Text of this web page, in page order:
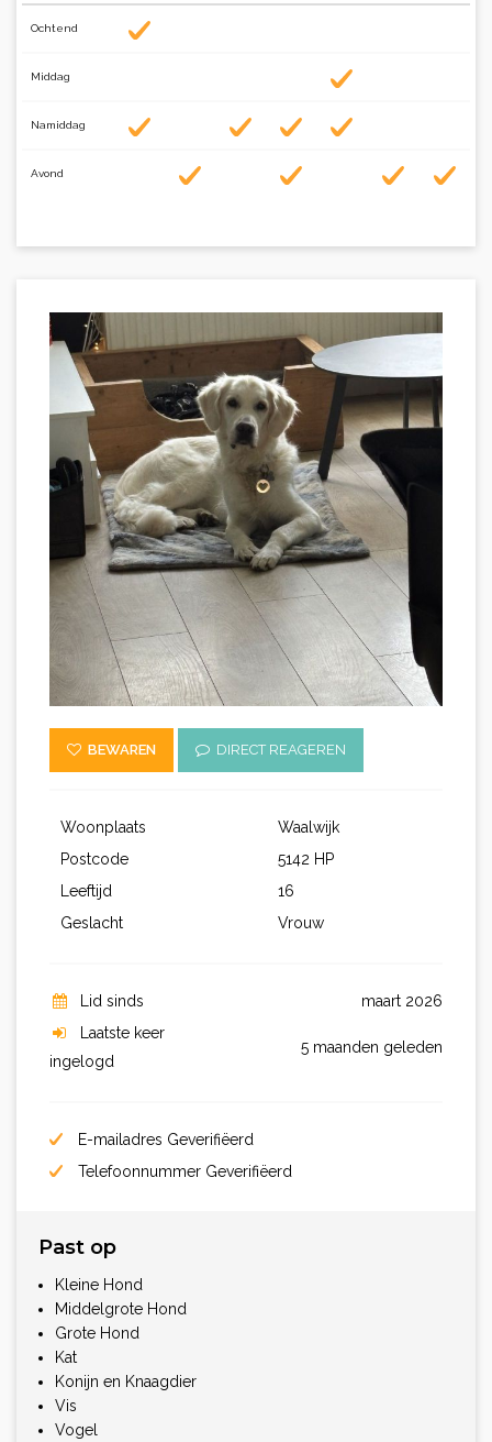
Ochtend
Middag
Namiddag
Avond
BEWAREN DIRECT REAGEREN
Woonplaats
Waalwijk
Postcode
5142 HP
Leeftijd
16
Geslacht
Vrouw
Lid sinds
maart 2026
Laatste keer
ingelogd
5 maanden geleden
E-mailadres Geverifiëerd
Telefoonnummer Geverifiëerd
Past op
Kleine Hond
Middelgrote Hond
Grote Hond
Kat
Konijn en Knaagdier
Vis
Vogel